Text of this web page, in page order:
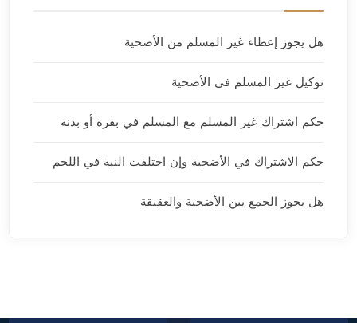
هل يجوز إعطاء غير المسلم من الأضحية
توكيل غير المسلم في الأضحية
حكم اشتراك غير المسلم مع المسلم في بقرة أو بدنة
حكم الاشتراك في الأضحية وإن اختلفت النية في اللحم
هل يجوز الجمع بين الأضحية والعقيقة